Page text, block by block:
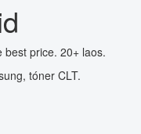
best price. 20+ laos.
tóner CLT.